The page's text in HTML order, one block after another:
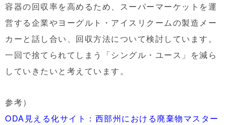
容器の回収率を高めるため、スーパーマーケットを運
営する企業やヨーグルト・アイスリクームの製造メー
カーと話し合い、回収方法について検討しています。
一回で捨てられてしまう「シングル・ユース」を減ら
していきたいと考えています。
参考）
ODA見える化サイト：西部州における廃棄物マスター